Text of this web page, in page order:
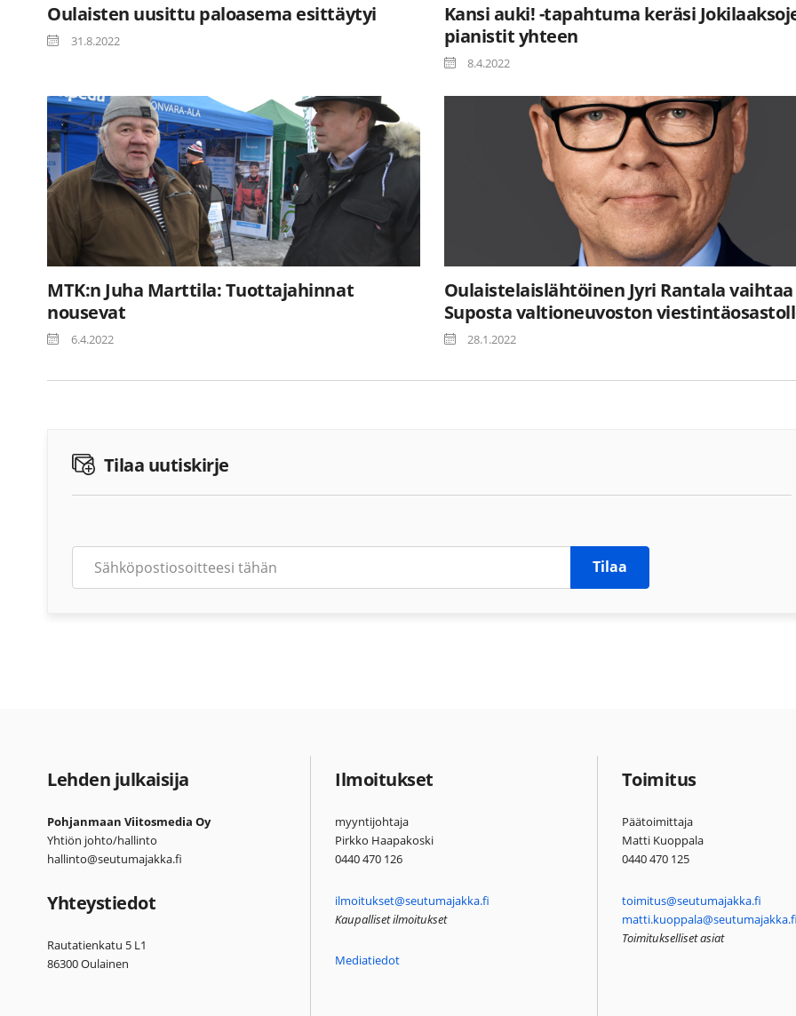
Oulaisten uusittu paloasema esittäytyi
31.8.2022
Kansi auki! -tapahtuma keräsi
pianistit yhteen
8.4.2022
MTK:n Juha Marttila: Tuottajahinnat
nousevat
6.4.2022
Oulaistelaislähtöinen Jyri Rantala vaihtaa
Suposta valtioneuvoston
28.1.2022
Tilaa uutiskirje
Tilaa
Lehden julkaisija
Pohjanmaan Viitosmedia Oy
Yhtiön johto/hallinto
hallinto@seutumajakka.fi
Yhteystiedot
Rautatienkatu 5 L1
86300 Oulainen
Ilmoitukset
myyntijohtaja
Pirkko Haapakoski
0440 470 126
ilmoitukset@seutumajakka.fi
Kaupalliset ilmoitukset
Mediatiedot
Toimitus
Päätoimittaja
Matti Kuoppala
0440 470 125
toimitus@seutumajakka.fi
Toimitukselliset asiat